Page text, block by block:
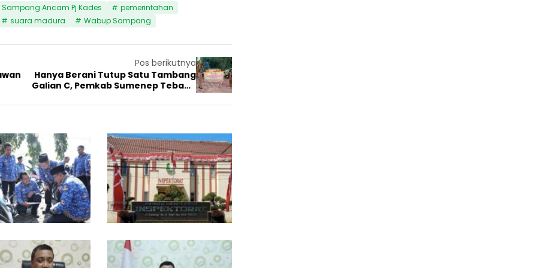
Ancam Pj Kades
pemerintahan
suara madura Wabup Sampang
Pos berikutnya
Hanya Berani Tutup Satu Tambang
Galian C, Pemkab Sumenep Tebang
Pemerintahan
17 Juni 2025
P
e
j
a
b
a
I
26 Mei 2025